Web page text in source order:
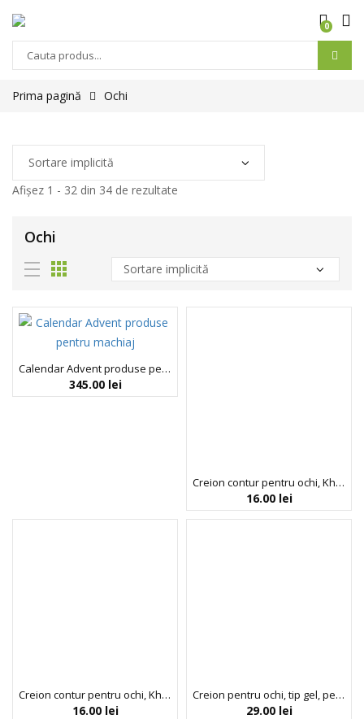
0
Prima pagină Ochi
Afișez 1 - 32 din 34 de rezultate
Ochi
Calendar Advent produse pentru machiaj, 25 Days of Beauty, Profusion, 25 articole
345.00 lei
Creion contur pentru ochi, Khol Liner Pencil, nuanta Black, Colour Spell by Profusion, 1 g
16.00 lei
Creion contur pentru ochi, Khol Liner Pencil, nuanta Brown, Colour Spell by Profusion, 1 g
16.00 lei
Creion pentru ochi, tip gel, pentru precizie, Seamless Strokes, Profusion Cosmetics, 0.05 g
29.00 lei